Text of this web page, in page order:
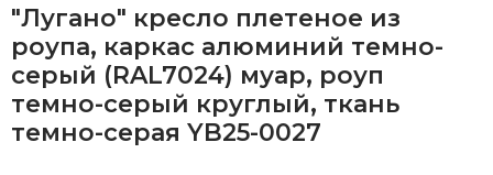
"Лугано" кресло плетеное из
роупа, каркас алюминий темно-
серый (RAL7024) муар, роуп
темно-серый круглый, ткань
темно-серая YB25-0027